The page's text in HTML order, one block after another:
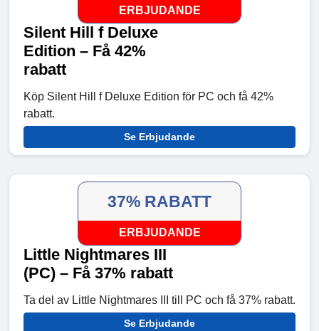
ERBJUDANDE
Silent Hill f Deluxe
Edition – Få 42%
rabatt
Köp Silent Hill f Deluxe Edition för PC och få 42%
rabatt.
Se Erbjudande
37% RABATT
ERBJUDANDE
Little Nightmares III
(PC) – Få 37% rabatt
Ta del av Little Nightmares III till PC och få 37% rabatt.
Se Erbjudande